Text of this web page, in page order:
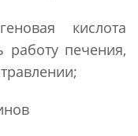
кислота
работу печения,